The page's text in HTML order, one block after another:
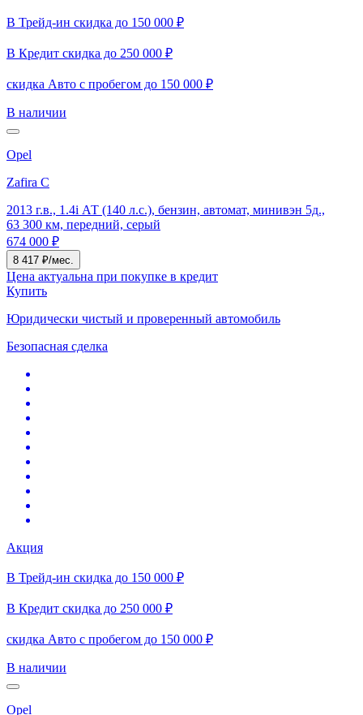
В Трейд-ин скидка до 150 000 ₽
В Кредит скидка до 250 000 ₽
скидка Авто с пробегом до 150 000 ₽
В наличии
Opel
Zafira C
2013 г.в., 1.4i АТ (140 л.с.), бензин, автомат, минивэн 5д.,
63 300 км, передний, серый
674 000 ₽
8 417 ₽/мес.
Цена актуальна при покупке в кредит
Купить
Юридически чистый и проверенный автомобиль
Безопасная сделка
Акция
В Трейд-ин скидка до 150 000 ₽
В Кредит скидка до 250 000 ₽
скидка Авто с пробегом до 150 000 ₽
В наличии
Opel